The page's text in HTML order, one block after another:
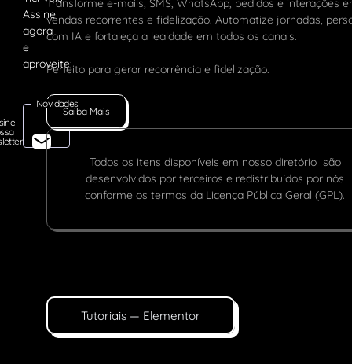
Novidades
Transforme e-mails, SMS, WhatsApp, pedidos e interações
vendas recorrentes e fidelização. Automatize jornadas,
com IA e fortaleça a lealdade em todos os canais.
Perfeito para gerar recorrência e fidelização.
Saiba Mais
Todos os itens disponíveis em nosso diretório são
desenvolvidos por terceiros e redistribuídos por nós
conforme os termos da Licença Pública Geral (GPL).
Tutoriais — Elementor